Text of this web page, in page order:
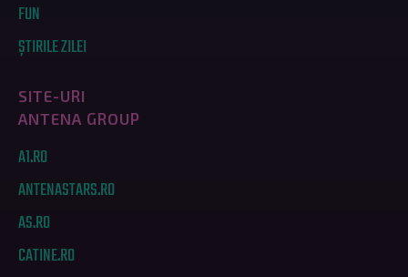
FUN
ȘTIRILE ZILEI
SITE-URI
ANTENA GROUP
A1.RO
ANTENASTARS.RO
AS.RO
CATINE.RO